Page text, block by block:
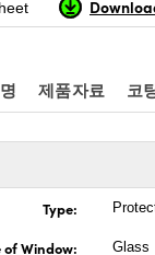
제품자료 코
Type:
of Window: Glass